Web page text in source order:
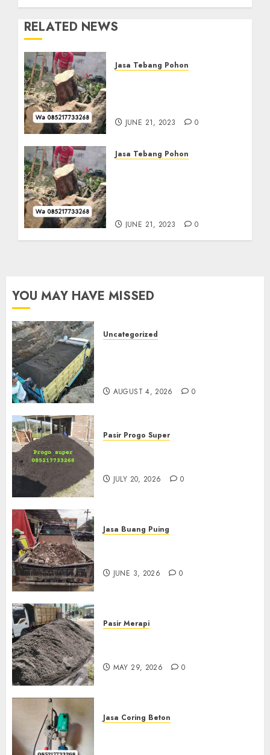
RELATED NEWS
Jasa Tebang Pohon
JUNE 21, 2023 0
Jasa Tebang Pohon
JUNE 21, 2023 0
YOU MAY HAVE MISSED
Uncategorized
AUGUST 4, 2026 0
Pasir Progo Super
JULY 20, 2026 0
Jasa Buang Puing
JUNE 3, 2026 0
Pasir Merapi
MAY 29, 2026 0
Jasa Coring Beton